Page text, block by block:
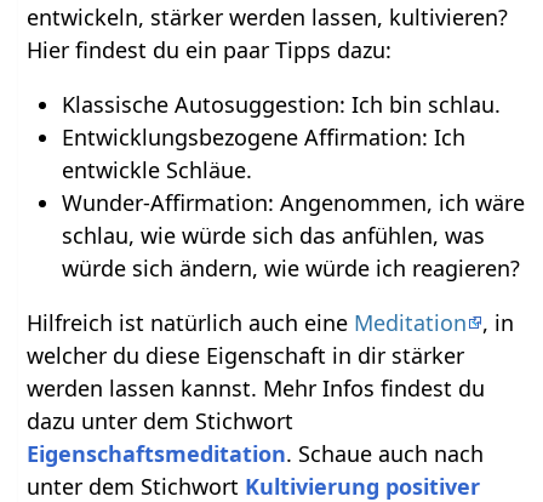
entwickeln, stärker werden lassen, kultivieren?
Hier findest du ein paar Tipps dazu:
Klassische Autosuggestion: Ich bin schlau.
Entwicklungsbezogene Affirmation: Ich
entwickle Schläue.
Wunder-Affirmation: Angenommen, ich wäre
schlau, wie würde sich das anfühlen, was
würde sich ändern, wie würde ich reagieren?
Hilfreich ist natürlich auch eine Meditation
, in
welcher du diese Eigenschaft in dir stärker
werden lassen kannst. Mehr Infos findest du
dazu unter dem Stichwort
Eigenschaftsmeditation. Schaue auch nach
unter dem Stichwort Kultivierung positiver